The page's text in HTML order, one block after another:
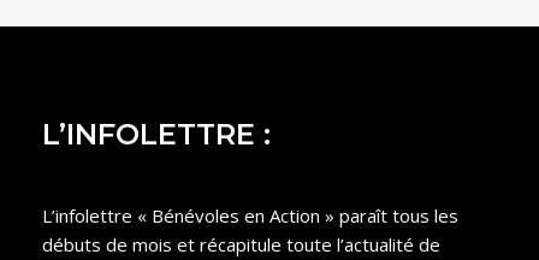
L’INFOLETTRE :
L’infolettre « Bénévoles en Action » paraît tous les
débuts de mois et récapitule toute l’actualité de